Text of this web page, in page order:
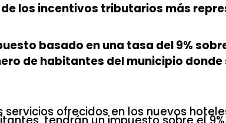
de los incentivos tributarios más
basado en una tasa del 9%
de habitantes del municipio
servicios ofrecidos en los nuevos